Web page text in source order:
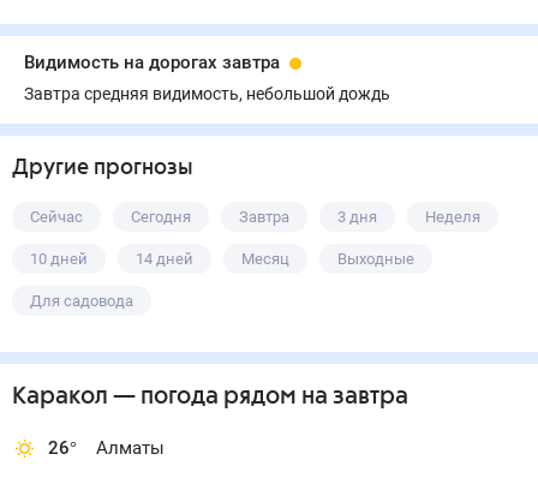
Видимость на дорогах завтра
Завтра средняя видимость, небольшой дождь
Другие прогнозы
Сейчас Сегодня Завтра 3 дня Неделя
10 дней 14 дней Месяц Выходные
Для садовода
Каракол — погода рядом на завтра
26° Алматы